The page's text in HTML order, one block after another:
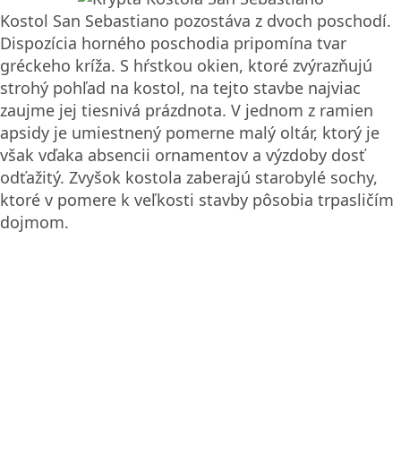
Kostol San Sebastiano pozostáva z dvoch poschodí.
Dispozícia horného poschodia pripomína tvar
gréckeho kríža. S hŕstkou okien, ktoré zvýrazňujú
strohý pohľad na kostol, na tejto stavbe najviac
zaujme jej tiesnivá prázdnota. V jednom z ramien
apsidy je umiestnený pomerne malý oltár, ktorý je
však vďaka absencii ornamentov a výzdoby dosť
odťažitý. Zvyšok kostola zaberajú starobylé sochy,
ktoré v pomere k veľkosti stavby pôsobia trpasličím
dojmom.